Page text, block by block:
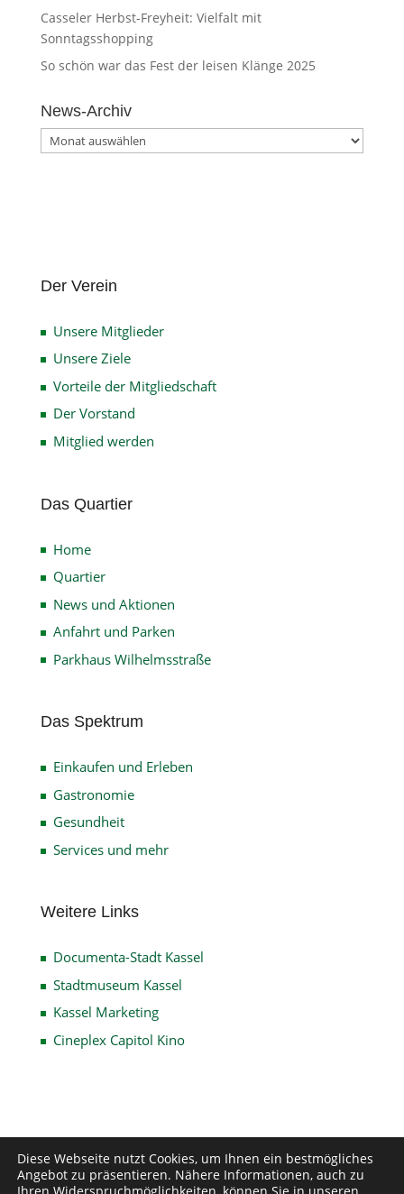
Casseler Herbst-Freyheit: Vielfalt mit
Sonntagsshopping
So schön war das Fest der leisen Klänge 2025
News-Archiv
News-
Archiv
Der Verein
Unsere Mitglieder
Unsere Ziele
Vorteile der Mitgliedschaft
Der Vorstand
Mitglied werden
Das Quartier
Home
Quartier
News und Aktionen
Anfahrt und Parken
Parkhaus Wilhelmsstraße
Das Spektrum
Einkaufen und Erleben
Gastronomie
Gesundheit
Services und mehr
Weitere Links
Documenta-Stadt Kassel
Stadtmuseum Kassel
Kassel Marketing
Cineplex Capitol Kino
Impressum Datenschutz
Disclaimer
Kontakt
Diese Webseite nutzt Cookies, um Ihnen ein bestmögliches
Angebot zu präsentieren. Nähere Informationen, auch zu